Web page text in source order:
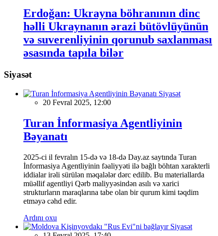
Erdoğan: Ukrayna böhranının dinc
həlli Ukraynanın ərazi bütövlüyünün
və suverenliyinin qorunub saxlanması
əsasında tapıla bilər
Siyasət
Siyasət
20 Fevral 2025, 12:00
Turan İnformasiya Agentliyinin
Bəyanatı
2025-ci il fevralın 15-də və 18-də Day.az saytında Turan
İnformasiya Agentliyinin fəaliyyəti ilə bağlı böhtan xarakterli
iddialar irəli sürülən məqalələr dərc edilib. Bu materiallarda
müəllif agentliyi Qərb maliyyəsindən asılı və xarici
strukturların maraqlarına tabe olan bir qurum kimi təqdim
etməyə cəhd edir.
Ardını oxu
Siyasət